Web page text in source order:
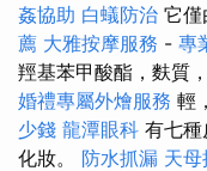
姦協助 白蟻防治 它僅
薦 大雅按摩服務 - 專
羥基苯甲酸酯，麩質
婚禮專屬外燴服務 輕
少錢 龍潭眼科 有七
化妝。 防水抓漏 天